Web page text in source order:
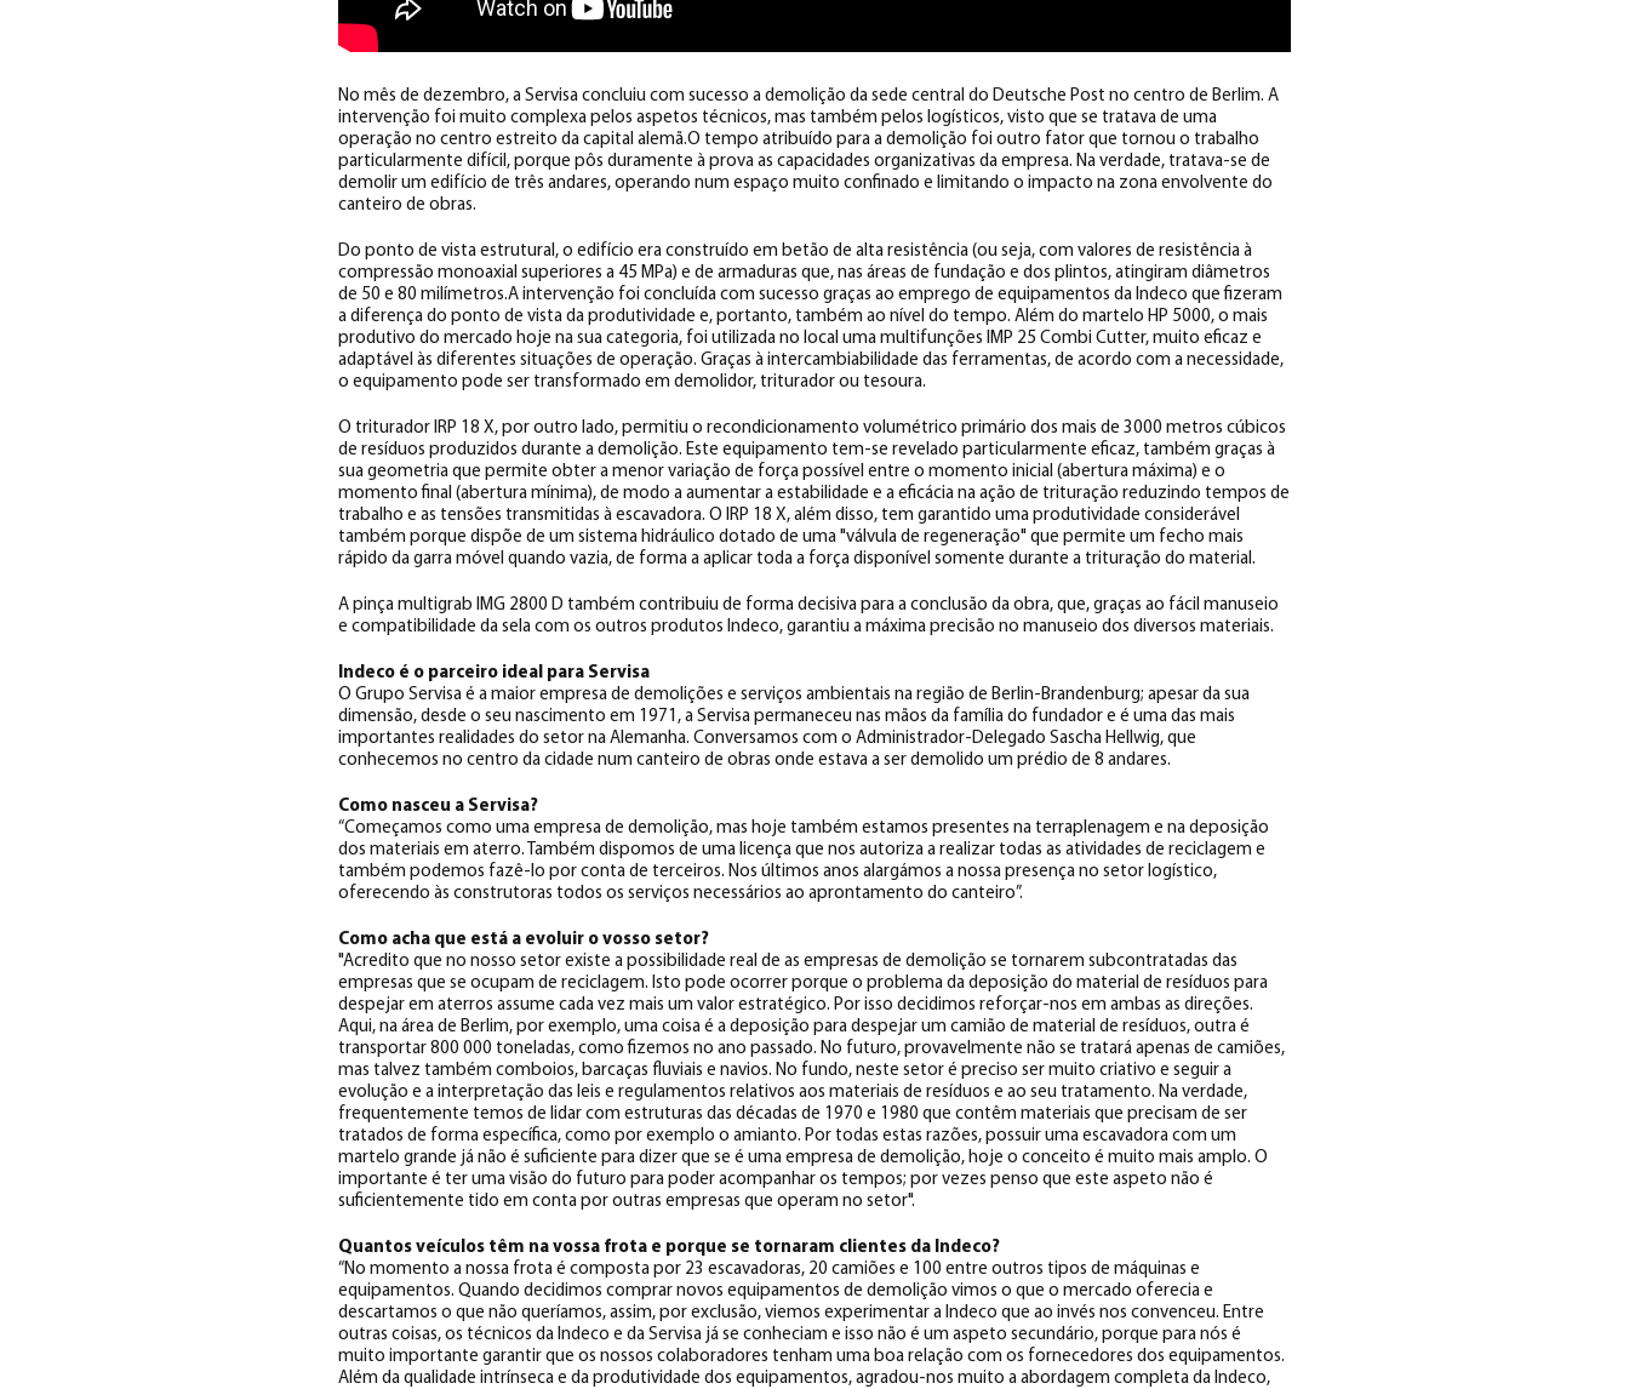
No mês de dezembro, a Servisa concluiu com sucesso a demolição da sede central do Deutsche Post no centro de Berlim. A
intervenção foi muito complexa pelos aspetos técnicos, mas também pelos logísticos, visto que se tratava de uma
operação no centro estreito da capital alemã.O tempo atribuído para a demolição foi outro fator que tornou o trabalho
particularmente difícil, porque pôs duramente à prova as capacidades organizativas da empresa. Na verdade, tratava-se de
demolir um edifício de três andares, operando num espaço muito confinado e limitando o impacto na zona envolvente do
canteiro de obras.
Do ponto de vista estrutural, o edifício era construído em betão de alta resistência (ou seja, com valores de resistência à
compressão monoaxial superiores a 45 MPa) e de armaduras que, nas áreas de fundação e dos plintos, atingiram diâmetros
de 50 e 80 milímetros.A intervenção foi concluída com sucesso graças ao emprego de equipamentos da Indeco que fizeram
a diferença do ponto de vista da produtividade e, portanto, também ao nível do tempo. Além do martelo HP 5000, o mais
produtivo do mercado hoje na sua categoria, foi utilizada no local uma multifunções IMP 25 Combi Cutter, muito eficaz e
adaptável às diferentes situações de operação. Graças à intercambiabilidade das ferramentas, de acordo com a necessidade,
o equipamento pode ser transformado em demolidor, triturador ou tesoura.
O triturador IRP 18 X, por outro lado, permitiu o recondicionamento volumétrico primário dos mais de 3000 metros cúbicos
de resíduos produzidos durante a demolição. Este equipamento tem-se revelado particularmente eficaz, também graças à
sua geometria que permite obter a menor variação de força possível entre o momento inicial (abertura máxima) e o
momento final (abertura mínima), de modo a aumentar a estabilidade e a eficácia na ação de trituração reduzindo tempos de
trabalho e as tensões transmitidas à escavadora. O IRP 18 X, além disso, tem garantido uma produtividade considerável
também porque dispõe de um sistema hidráulico dotado de uma "válvula de regeneração" que permite um fecho mais
rápido da garra móvel quando vazia, de forma a aplicar toda a força disponível somente durante a trituração do material.
A pinça multigrab IMG 2800 D também contribuiu de forma decisiva para a conclusão da obra, que, graças ao fácil manuseio
e compatibilidade da sela com os outros produtos Indeco, garantiu a máxima precisão no manuseio dos diversos materiais.
Indeco é o parceiro ideal para Servisa
O Grupo Servisa é a maior empresa de demolições e serviços ambientais na região de Berlin-Brandenburg; apesar da sua
dimensão, desde o seu nascimento em 1971, a Servisa permaneceu nas mãos da família do fundador e é uma das mais
importantes realidades do setor na Alemanha. Conversamos com o Administrador-Delegado Sascha Hellwig, que
conhecemos no centro da cidade num canteiro de obras onde estava a ser demolido um prédio de 8 andares.
Como nasceu a Servisa?
“Começamos como uma empresa de demolição, mas hoje também estamos presentes na terraplenagem e na deposição
dos materiais em aterro. Também dispomos de uma licença que nos autoriza a realizar todas as atividades de reciclagem e
também podemos fazê-lo por conta de terceiros. Nos últimos anos alargámos a nossa presença no setor logístico,
oferecendo às construtoras todos os serviços necessários ao aprontamento do canteiro”.
Como acha que está a evoluir o vosso setor?
"Acredito que no nosso setor existe a possibilidade real de as empresas de demolição se tornarem subcontratadas das
empresas que se ocupam de reciclagem. Isto pode ocorrer porque o problema da deposição do material de resíduos para
despejar em aterros assume cada vez mais um valor estratégico. Por isso decidimos reforçar-nos em ambas as direções.
Aqui, na área de Berlim, por exemplo, uma coisa é a deposição para despejar um camião de material de resíduos, outra é
transportar 800 000 toneladas, como fizemos no ano passado. No futuro, provavelmente não se tratará apenas de camiões,
mas talvez também comboios, barcaças fluviais e navios. No fundo, neste setor é preciso ser muito criativo e seguir a
evolução e a interpretação das leis e regulamentos relativos aos materiais de resíduos e ao seu tratamento. Na verdade,
frequentemente temos de lidar com estruturas das décadas de 1970 e 1980 que contêm materiais que precisam de ser
tratados de forma específica, como por exemplo o amianto. Por todas estas razões, possuir uma escavadora com um
martelo grande já não é suficiente para dizer que se é uma empresa de demolição, hoje o conceito é muito mais amplo. O
importante é ter uma visão do futuro para poder acompanhar os tempos; por vezes penso que este aspeto não é
suficientemente tido em conta por outras empresas que operam no setor".
Quantos veículos têm na vossa frota e porque se tornaram clientes da Indeco?
“No momento a nossa frota é composta por 23 escavadoras, 20 camiões e 100 entre outros tipos de máquinas e
equipamentos. Quando decidimos comprar novos equipamentos de demolição vimos o que o mercado oferecia e
descartamos o que não queríamos, assim, por exclusão, viemos experimentar a Indeco que ao invés nos convenceu. Entre
outras coisas, os técnicos da Indeco e da Servisa já se conheciam e isso não é um aspeto secundário, porque para nós é
muito importante garantir que os nossos colaboradores tenham uma boa relação com os fornecedores dos equipamentos.
Além da qualidade intrínseca e da produtividade dos equipamentos, agradou-nos muito a abordagem completa da Indeco,